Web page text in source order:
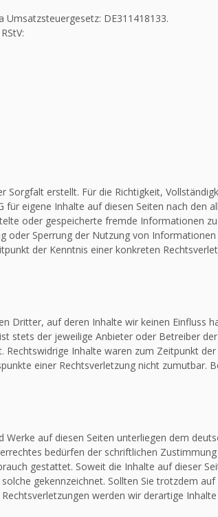
DE311418133.
erstellt. Für die Richtigkeit,
eigene Inhalte auf diesen Seiten nach den
oder gespeicherte fremde Informationen
oder Sperrung der Nutzung von
der Kenntnis einer konkreten
Dritter, auf deren Inhalte wir keinen Einfluss
stets der jeweilige Anbieter oder Betreiber
Inhalte waren zum Zeitpunkt
einer Rechtsverletzung nicht zumutbar.
auf diesen Seiten unterliegen dem
bedürfen der schriftlichen
gestattet. Soweit die Inhalte auf dieser
gekennzeichnet. Sollten Sie trotzdem
werden wir derartige